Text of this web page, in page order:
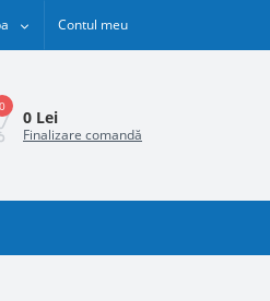
Contul meu
0
0 Lei
Finalizare comandă